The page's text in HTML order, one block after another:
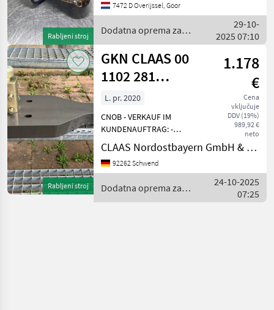
Rabljeni stroj
číslo: 4830011 == Weitere
7472 D Overijssel, Goor
Dodatna oprema za
traktorje / Sonstige
29-10-
2025 07:10
Rabljeni stroj
GKN CLAAS 00
1102 281
3\Walterscheid
K80
1.178
€
Cena
vključuje
DDV (19%)
989,92 €
neto
L. pr. 2020
CNOB - VERKAUF IM
KUNDENAUFTRAG: -
Walterscheid K80
Zugpendel, Typ KBa 8304 -
*** Passend für Axion 810-
Baujahr: 2020 - Neuwertig.
CLAAS Nordostbayern GmbH & Co. KG, Schwend
92262 Schwend
Dodatna oprema za
traktorje / GKN
24-10-2025
07:25